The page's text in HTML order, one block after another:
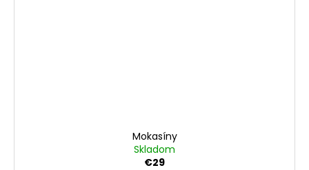
Mokasíny
Skladom
€29